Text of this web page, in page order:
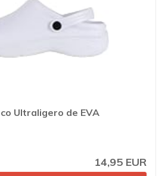
Ultraligero de EVA
14,95 EUR